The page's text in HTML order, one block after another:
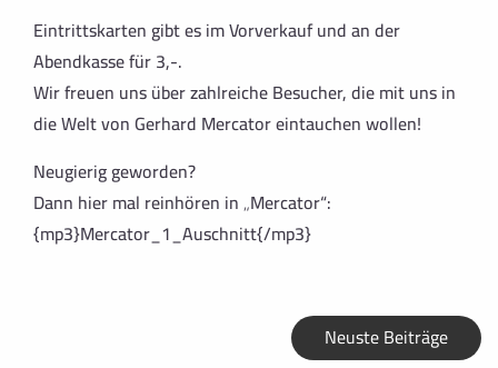
Eintrittskarten gibt es im Vorverkauf und an der
Abendkasse für 3,-.
Wir freuen uns über zahlreiche Besucher, die mit uns in
die Welt von Gerhard Mercator eintauchen wollen!
Neugierig geworden?
Dann hier mal reinhören in „Mercator“:
{mp3}Mercator_1_Auschnitt{/mp3}
Neuste Beiträge